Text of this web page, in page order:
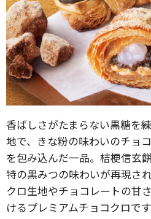
香ばしさがたまらない黒糖を
地で、きな粉の味わいのチョ
を包み込んだ一品。桔梗信玄
特の黒みつの味わいが再現さ
クロ生地やチョコレートの甘
けるプレミアムチョコクロです